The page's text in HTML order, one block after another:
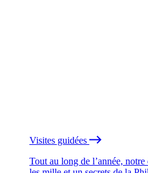
Visites guidées
Tout au long de l’année,